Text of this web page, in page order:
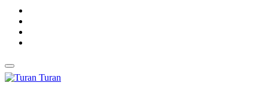
Turan